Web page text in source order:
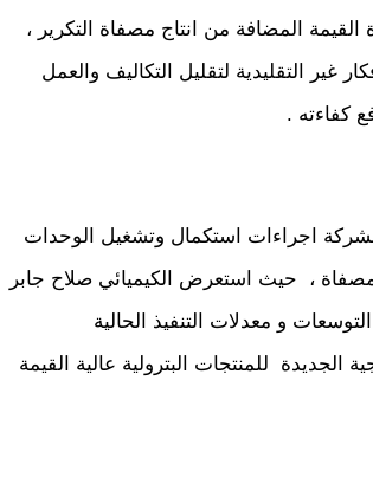
القيمة المضافة من انتاج مصفاة التكرير ،
غير التقليدية لتقليل التكاليف والعمل
كفاءته .
اجراءات استكمال وتشغيل الوحدات
، حيث استعرض الكيميائي صلاح جابر
و معدلات التنفيذ الحالية
الجديدة للمنتجات البترولية عالية القيمة